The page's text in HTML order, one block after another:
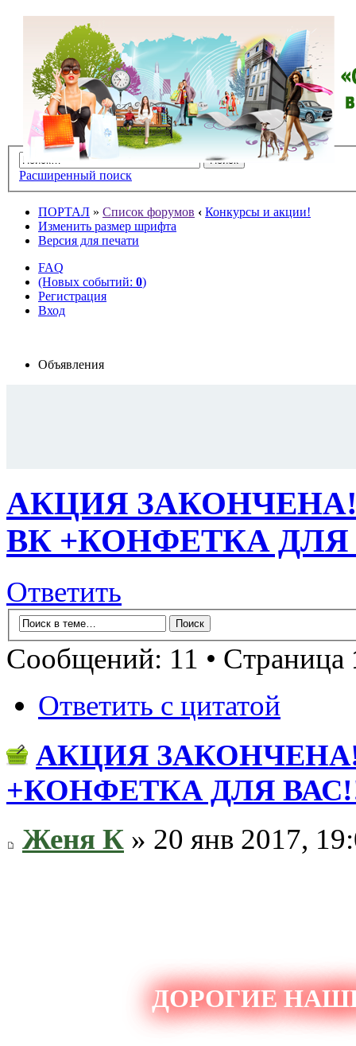
Расширенный поиск
ПОРТАЛ » Список форумов ‹ Конкурсы и акции!
Изменить размер шрифта
Версия для печати
FAQ
(Новых событий: 0)
Регистрация
Вход
Объявления
АКЦИЯ
ВК +КОНФЕТКА ДЛЯ
Ответить
Сообщений: 11 • Страница
Ответить с цитатой
АКЦИЯ
+КОНФЕТКА ДЛЯ
Женя К » 20 янв 2017,
ДОРОГИЕ